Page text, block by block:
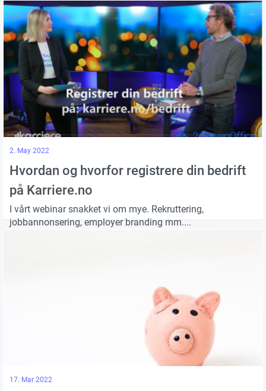
2. May 2022
Hvordan og hvorfor registrere din bedrift
på Karriere.no
I vårt webinar snakket vi om mye. Rekruttering,
jobbannonsering, employer branding mm....
17. Mar 2022